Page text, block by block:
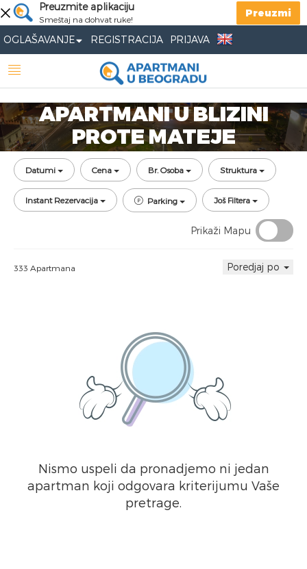
Preuzmite aplikaciju
Smeštaj na dohvat ruke!
Preuzmi
OGLAŠAVANJE REGISTRACIJA PRIJAVA
APARTMANI U BLIZINI
PROTE MATEJE
Datumi Cena Br. Osoba Struktura
Instant Rezervacija Parking Još Filtera
Prikaži Mapu
333 Apartmana Poredjaj po
Nismo uspeli da pronadjemo ni jedan
apartman koji odgovara kriterijumu Vaše
pretrage.